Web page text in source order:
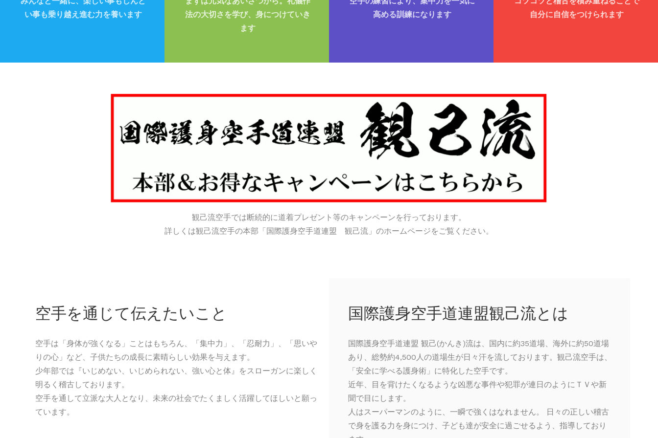
い事も乗り越え進む力を養います
法の大切さを学び、身につけていき
ます
高める訓練になります
自分に自信をつけられます
観己流空手では断続的に道着プレゼント等のキャンペーンを行っております。
詳しくは観己流空手の本部「国際護身空手道連盟 観己流」のホームページをご覧ください。
国際護身空手道連盟観己流とは
国際護身空手道連盟 観己(かんき)流は、国内に約35道場、海外に約50道場
あり、総勢約4,500人の道場生が日々汗を流しております。観己流空手は、
「安全に学べる護身術」に特化した空手です。
近年、目を背けたくなるような凶悪な事件や犯罪が連日のようにＴＶや新
聞で目にします。
人はスーパーマンのように、一瞬で強くはなれません。 日々の正しい稽古
で身を護る力を身につけ、子ども達が安全に過ごせるよう、指導しており
空手を通じて伝えたいこと
空手は「身体が強くなる」ことはもちろん、「集中力」、「忍耐力」、「思いや
りの心」など、子供たちの成長に素晴らしい効果を与えます。
少年部では『いじめない、いじめられない、強い心と体』をスローガンに楽しく
明るく稽古しております。
空手を通して立派な大人となり、未来の社会でたくましく活躍してほしいと願っ
ています。